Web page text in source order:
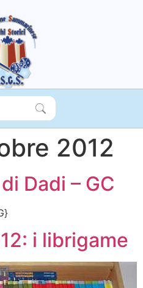
2012
Dadi – GC
i librigame